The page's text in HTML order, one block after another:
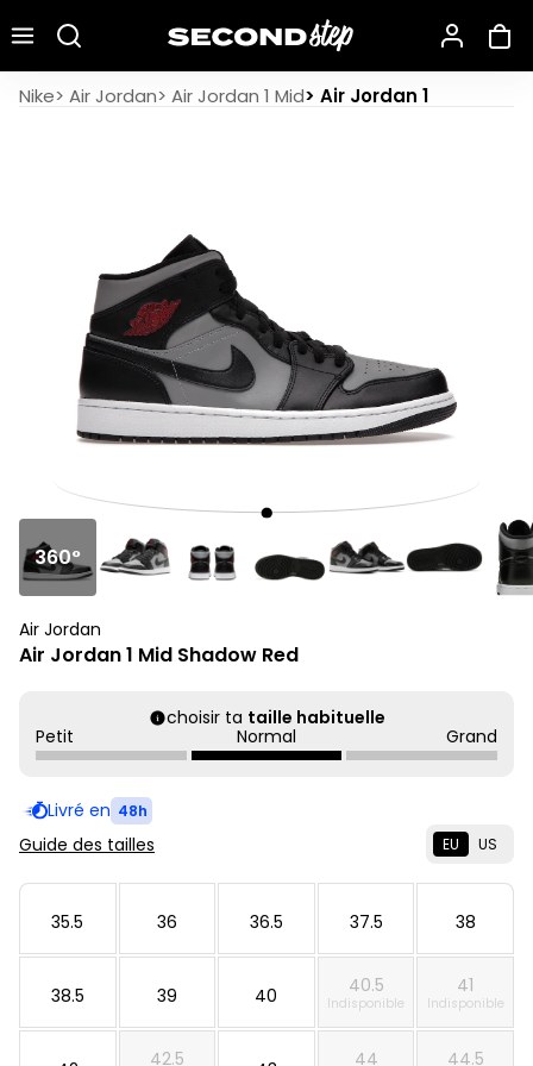
Nike> Air Jordan> Air Jordan 1 Mid> Air Jordan 1
Air Jordan 1 Mid Shadow Red
360°
Air Jordan
Air Jordan 1 Mid Shadow Red
choisir ta taille habituelle
Petit
Normal Grand
Livré en 48h
Guide des tailles EU US
35.5 36 36.5 37.5 38
38.5 39 40 40.5
Indisponible
41
Indisponible
42.5 44 44.5